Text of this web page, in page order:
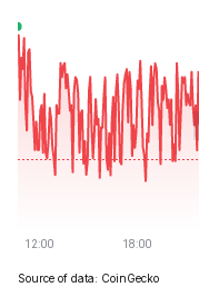
Source of data: CoinGecko